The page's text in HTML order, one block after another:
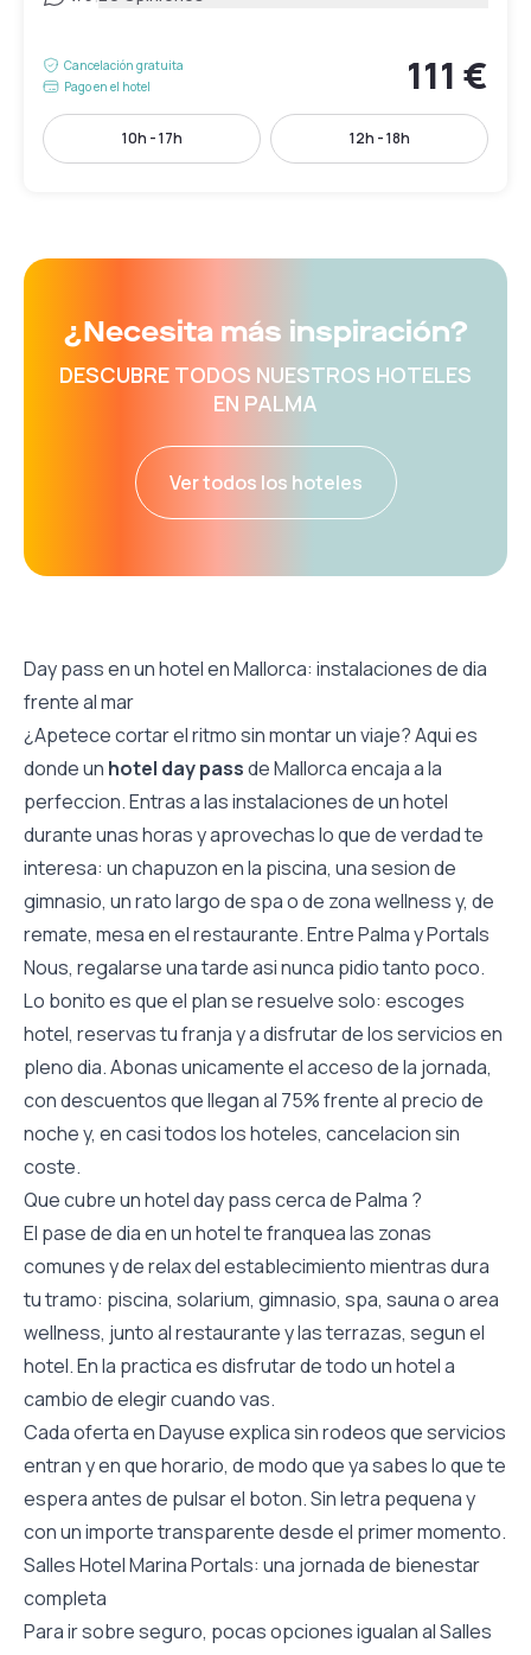
Cancelación gratuita
Pago en el hotel
111 €
10h - 17h 12h - 18h
¿Necesita más inspiración?
DESCUBRE TODOS NUESTROS HOTELES
EN PALMA
Ver todos los hoteles
Day pass en un hotel en Mallorca: instalaciones de dia
frente al mar
¿Apetece cortar el ritmo sin montar un viaje? Aqui es
donde un hotel day passde Mallorca encaja a la
perfeccion. Entras a las instalaciones de un hotel
durante unas horas y aprovechas lo que de verdad te
interesa: un chapuzon en la piscina, una sesion de
gimnasio, un rato largo de spa o de zona wellness y, de
remate, mesa en el restaurante. Entre Palma y Portals
Nous, regalarse una tarde asi nunca pidio tanto poco.
Lo bonito es que el plan se resuelve solo: escoges
hotel, reservas tu franja y a disfrutar de los servicios en
pleno dia. Abonas unicamente el acceso de la jornada,
con descuentos que llegan al 75% frente al precio de
noche y, en casi todos los hoteles, cancelacion sin
coste.
Que cubre un hotel day pass cerca de Palma ?
El pase de dia en un hotel te franquea las zonas
comunes y de relax del establecimiento mientras dura
tu tramo: piscina, solarium, gimnasio, spa, sauna o area
wellness, junto al restaurante y las terrazas, segun el
hotel. En la practica es disfrutar de todo un hotel a
cambio de elegir cuando vas.
Cada oferta en Dayuse explica sin rodeos que servicios
entran y en que horario, de modo que ya sabes lo que te
espera antes de pulsar el boton. Sin letra pequena y
con un importe transparente desde el primer momento.
Salles Hotel Marina Portals: una jornada de bienestar
completa
Para ir sobre seguro, pocas opciones igualan al Salles